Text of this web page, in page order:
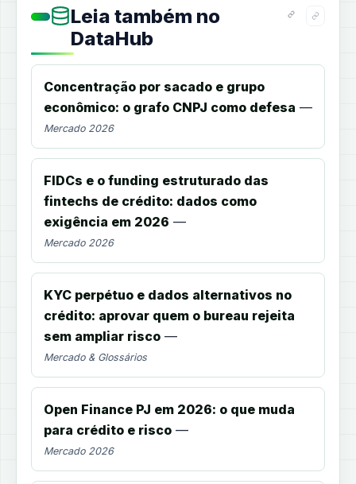
Leia também no
DataHub
Concentração por sacado e grupo
econômico: o grafo CNPJ como defesa —
Mercado 2026
FIDCs e o funding estruturado das
fintechs de crédito: dados como
exigência em 2026 —
Mercado 2026
KYC perpétuo e dados alternativos no
crédito: aprovar quem o bureau rejeita
sem ampliar risco —
Mercado & Glossários
Open Finance PJ em 2026: o que muda
para crédito e risco —
Mercado 2026